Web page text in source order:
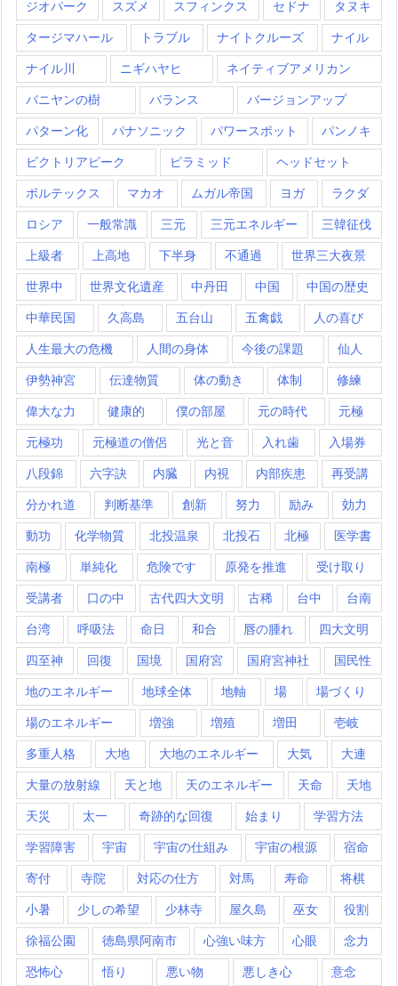
ジオパーク スズメ スフィンクス セドナ タヌキ
タージマハール トラブル ナイトクルーズ ナイル
ナイル川 ニギハヤヒ ネイティブアメリカン
バニヤンの樹 バランス バージョンアップ
パターン化 パナソニック パワースポット パンノキ
ビクトリアピーク ピラミッド ヘッドセット
ボルテックス マカオ ムガル帝国 ヨガ ラクダ
ロシア 一般常識 三元 三元エネルギー 三韓征伐
上級者 上高地 下半身 不通過 世界三大夜景
世界中 世界文化遺産 中丹田 中国 中国の歴史
中華民国 久高島 五台山 五禽戯 人の喜び
人生最大の危機 人間の身体 今後の課題 仙人
伊勢神宮 伝達物質 体の動き 体制 修練
偉大な力 健康的 僕の部屋 元の時代 元極
元極功 元極道の僧侶 光と音 入れ歯 入場券
八段錦 六字訣 内臓 内視 内部疾患 再受講
分かれ道 判断基準 創新 努力 励み 効力
動功 化学物質 北投温泉 北投石 北極 医学書
南極 単純化 危険です 原発を推進 受け取り
受講者 口の中 古代四大文明 古稀 台中 台南
台湾 呼吸法 命日 和合 唇の腫れ 四大文明
四至神 回復 国境 国府宮 国府宮神社 国民性
地のエネルギー 地球全体 地軸 場 場づくり
場のエネルギー 増強 増殖 増田 壱岐
多重人格 大地 大地のエネルギー 大気 大連
大量の放射線 天と地 天のエネルギー 天命 天地
天災 太一 奇跡的な回復 始まり 学習方法
学習障害 宇宙 宇宙の仕組み 宇宙の根源 宿命
寄付 寺院 対応の仕方 対馬 寿命 将棋
小暑 少しの希望 少林寺 屋久島 巫女 役割
徐福公園 徳島県阿南市 心強い味方 心眼 念力
恐怖心 悟り 悪い物 悪しき心 意念